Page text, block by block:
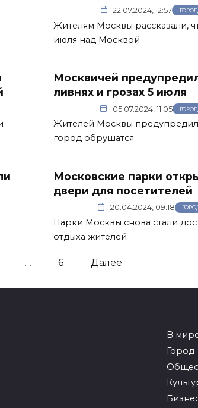
22.07.2024, 12:57 ГОРОД
Жителям Москвы рассказали,
июля над Москвой
Москвичей
ливнях и грозах 5 июля
05.07.2024, 11:05 ГОРОД
Жителей Москвы
город обрушатся
Московские парки
двери для посетителей
20.04.2024, 09:18
Парки Москвы снова стали
отдыха жителей
… 6 Далее
В
Город